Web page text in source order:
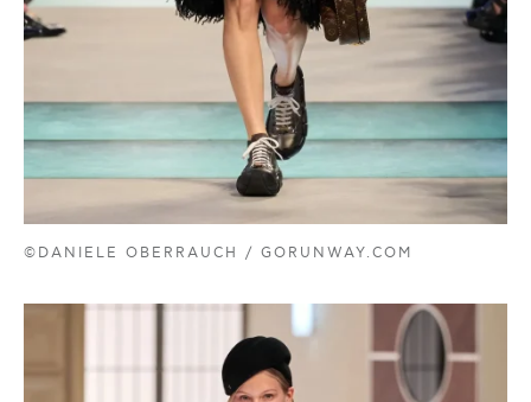
©DANIELE OBERRAUCH / GORUNWAY.COM